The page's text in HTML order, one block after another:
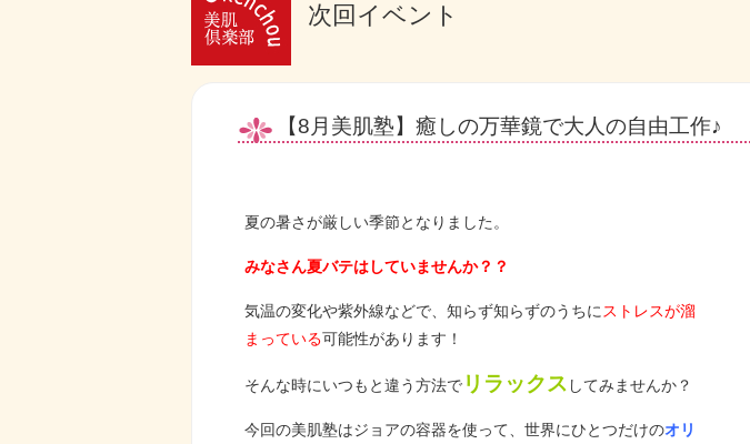
次回イベント
【8月美肌塾】癒しの万華鏡で大人の自由工作♪
夏の暑さが厳しい季節となりました。
みなさん夏バテはしていませんか？？
気温の変化や紫外線などで、知らず知らずのうちに ストレスが溜
まっている可能性があります！
そんな時にいつもと違う方法でリラックス してみませんか？
今回の美肌塾はジョアの容器を使って、世界にひとつだけのオリ